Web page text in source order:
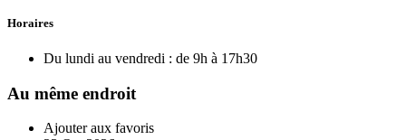
Horaires
Du lundi au vendredi : de 9h à 17h30
Au même endroit
Ajouter aux favoris